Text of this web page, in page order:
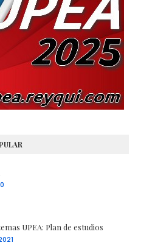
UPEA: Plan de estudios